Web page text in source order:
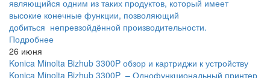
являющийся одним из таких продуктов, который имеет
высокие конечные функции, позволяющий
добиться непревзойдённой производительности.
Подробнее
26 июня
Konica Minolta Bizhub 3300P обзор и картриджи к устройству
Konica Minolta Bizhub 3300P – Однофункциональный принтер